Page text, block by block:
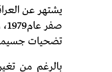
يشتهر عن
تضحيات